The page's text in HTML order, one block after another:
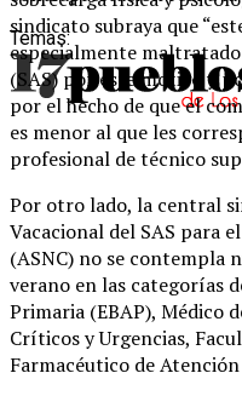
Temas:
sindicato subraya que
especialmente
(SAS) por este motivo y
por el hecho de que el
es menor al que les
profesional de técnico
Por otro lado, la central
Vacacional del SAS para
(ASNC) no se contempla
verano en las categorías
Primaria (EBAP), Médico
Críticos y Urgencias,
Farmacéutico de